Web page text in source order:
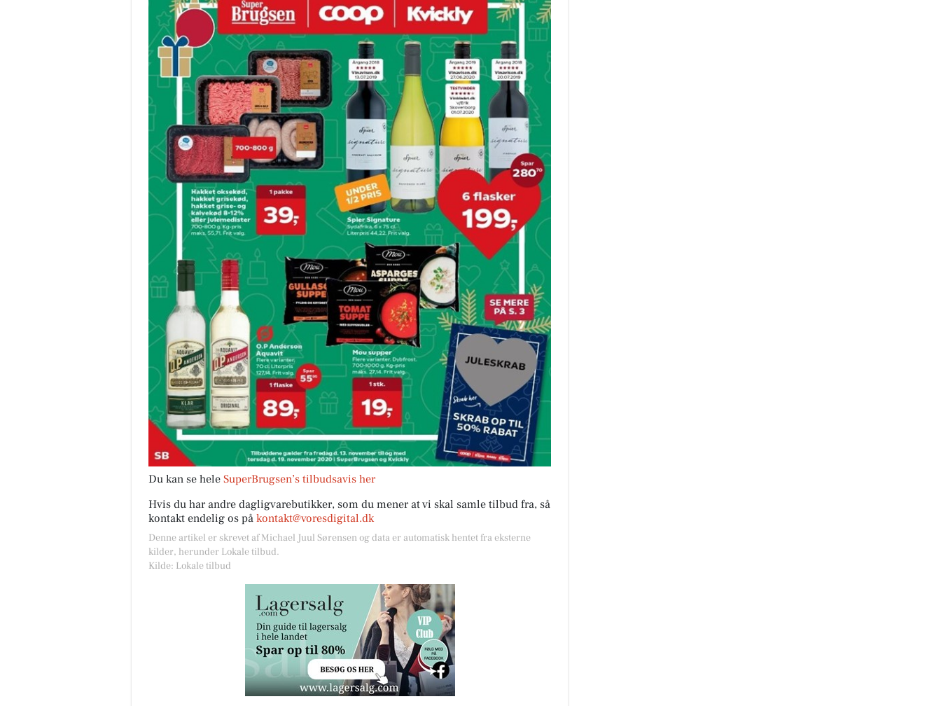
Du kan se hele SuperBrugsen’s tilbudsavis her
Hvis du har andre dagligvarebutikker, som du mener at vi skal samle tilbud fra, så
kontakt endelig os på kontakt@voresdigital.dk
Denne artikel er skrevet af Michael Juul Sørensen og data er automatisk hentet fra eksterne
kilder, herunder Lokale tilbud.
Kilde: Lokale tilbud